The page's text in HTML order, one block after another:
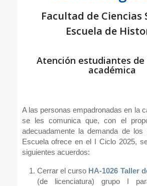
Facultad de Ciencias
Escuela de
Atención estudiantes de
académica
A las personas empadronadas en la
se les comunica que, con el
adecuadamente la demanda de
Escuela ofrece en el I Ciclo 2025,
siguientes acuerdos:
Cerrar el curso HA-1026 Taller
(de licenciatura) grupo I